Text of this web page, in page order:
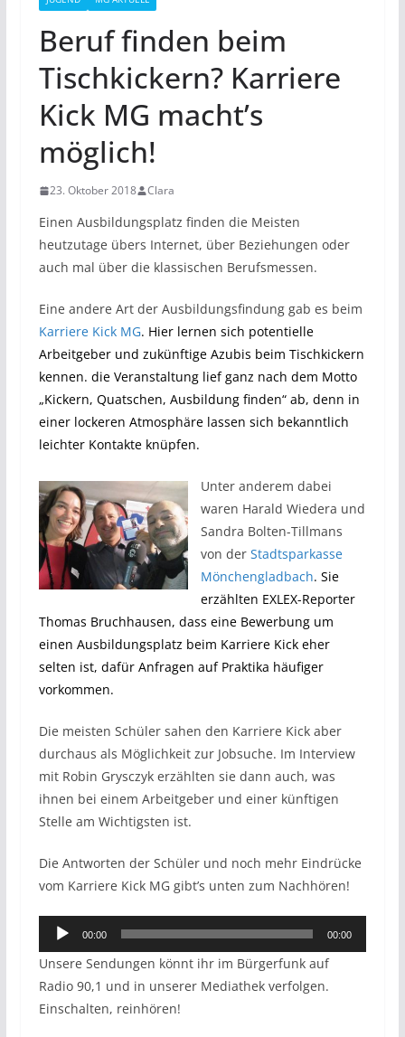
Beruf finden beim
Tischkickern? Karriere
Kick MG macht’s
möglich!
23. Oktober 2018 Clara
Einen Ausbildungsplatz finden die Meisten
heutzutage übers Internet, über Beziehungen oder
auch mal über die klassischen Berufsmessen.
Eine andere Art der Ausbildungsfindung gab es beim
Karriere Kick MG. Hier lernen sich potentielle
Arbeitgeber und zukünftige Azubis beim Tischkickern
kennen. die Veranstaltung lief ganz nach dem Motto
„Kickern, Quatschen, Ausbildung finden“ ab, denn in
einer lockeren Atmosphäre lassen sich bekanntlich
leichter Kontakte knüpfen.
Unter anderem dabei
waren Harald Wiedera und
Sandra Bolten-Tillmans
von der Stadtsparkasse
Mönchengladbach. Sie
erzählten EXLEX-Reporter
Thomas Bruchhausen, dass eine Bewerbung um
einen Ausbildungsplatz beim Karriere Kick eher
selten ist, dafür Anfragen auf Praktika häufiger
vorkommen.
Die meisten Schüler sahen den Karriere Kick aber
durchaus als Möglichkeit zur Jobsuche. Im Interview
mit Robin Grysczyk erzählten sie dann auch, was
ihnen bei einem Arbeitgeber und einer künftigen
Stelle am Wichtigsten ist.
Die Antworten der Schüler und noch mehr Eindrücke
vom Karriere Kick MG gibt’s unten zum Nachhören!
Audio-
Player
00:00 00:00
Unsere Sendungen könnt ihr im Bürgerfunk auf
Radio 90,1 und in unserer Mediathek verfolgen.
Einschalten, reinhören!